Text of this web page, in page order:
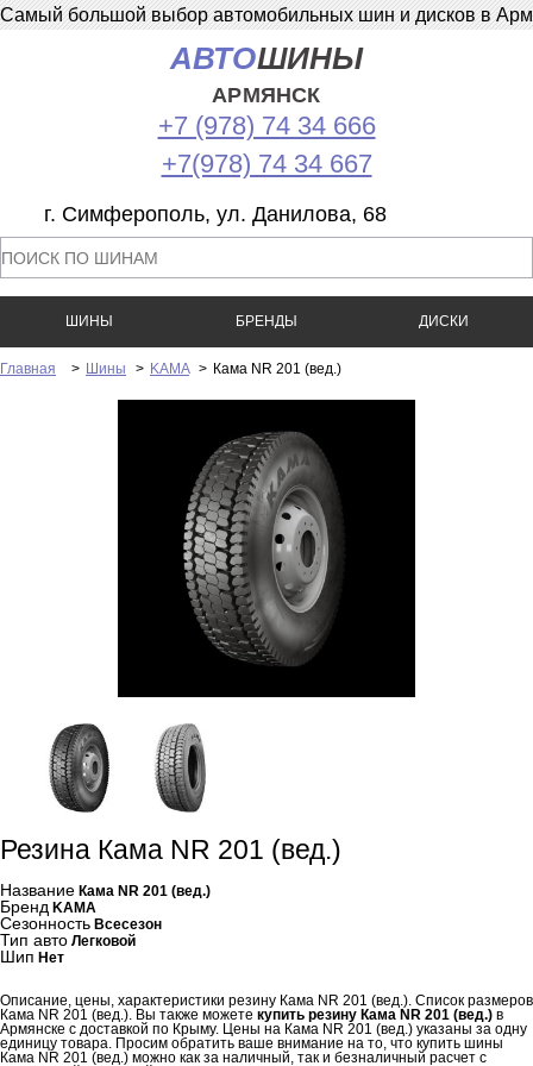
Самый большой выбор автомобильных шин и дисков в
АВТОШИНЫ
АРМЯНСК
+7 (978) 74 34 666
+7(978) 74 34 667
г. Симферополь, ул. Данилова, 68
ШИНЫ БРЕНДЫ ДИСКИ
Главная > Шины > KAMA > Кама NR 201 (вед.)
Резина Кама NR 201 (вед.)
Название Кама NR 201 (вед.)
Бренд KAMA
Сезонность Всесезон
Тип авто Легковой
Шип Нет
Описание, цены, характеристики резину Кама NR 201 (вед.). Список размеров
Кама NR 201 (вед.). Вы также можете купить резину Кама NR 201 (вед.) в
Армянске с доставкой по Крыму. Цены на Кама NR 201 (вед.) указаны за одну
единицу товара. Просим обратить ваше внимание на то, что купить шины
Кама NR 201 (вед.) можно как за наличный, так и безналичный расчет с